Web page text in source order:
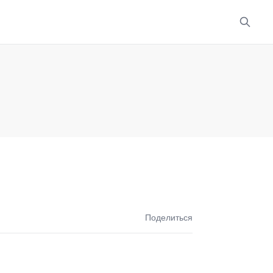
Поделиться